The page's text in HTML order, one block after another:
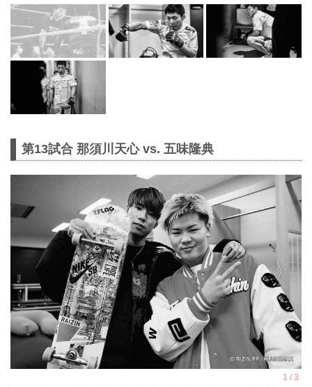
第13試合 那須川天心 vs. 五味隆典